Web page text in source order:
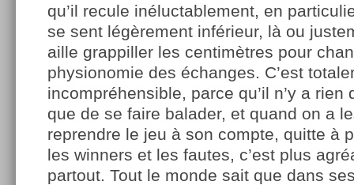
qu’il recule inéluctablement, en
se sent légèrement inférieur, là ou
aille grappiller les centimètres pour
physionomie des échanges. C’est
incompréhensible, parce qu’il n’y a rien
que de se faire balader, et quand on a
reprendre le jeu à son compte, quitte à
les winners et les fautes, c’est plus
partout. Tout le monde sait que dans